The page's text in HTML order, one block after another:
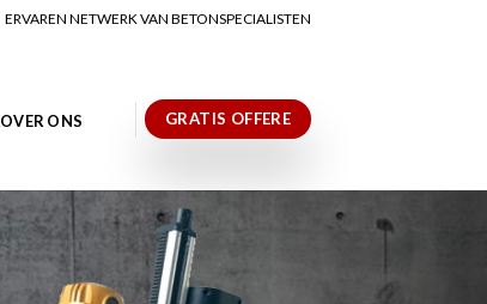
ERVAREN NETWERK VAN BETONSPECIALISTEN
OVER ONS GRATIS OFFERE